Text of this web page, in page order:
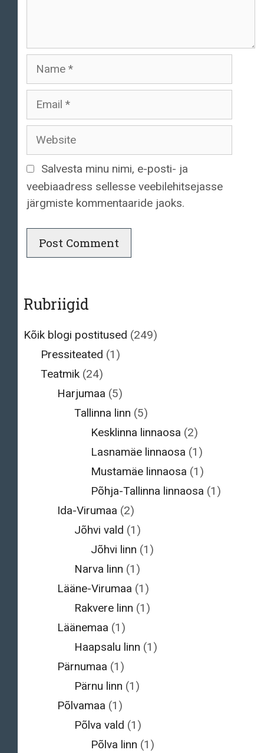
Name
Email
Website
Salvesta minu nimi, e-posti- ja
veebiaadress sellesse veebilehitsejasse
järgmiste kommentaaride jaoks.
Rubriigid
Kõik blogi postitused (249)
Pressiteated (1)
Teatmik(24)
Harjumaa (5)
Tallinna linn (5)
Kesklinna linnaosa (2)
Lasnamäe linnaosa (1)
Mustamäe linnaosa (1)
Põhja-Tallinna linnaosa (1)
Ida-Virumaa (2)
Jõhvi vald (1)
Jõhvi linn (1)
Narva linn (1)
Lääne-Virumaa (1)
Rakvere linn (1)
Läänemaa (1)
Haapsalu linn (1)
Pärnumaa (1)
Pärnu linn (1)
Põlvamaa (1)
Põlva vald (1)
Põlva linn (1)